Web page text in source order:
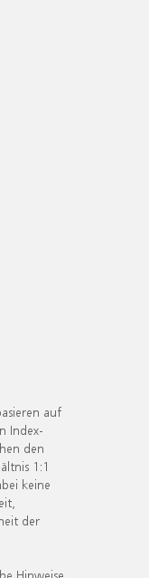
auf
Index-
den
1:1
keine
der